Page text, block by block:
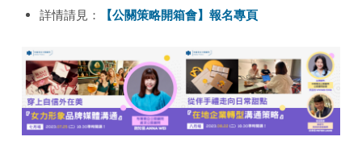
詳情請見： 【公關策略開箱會】報名專頁